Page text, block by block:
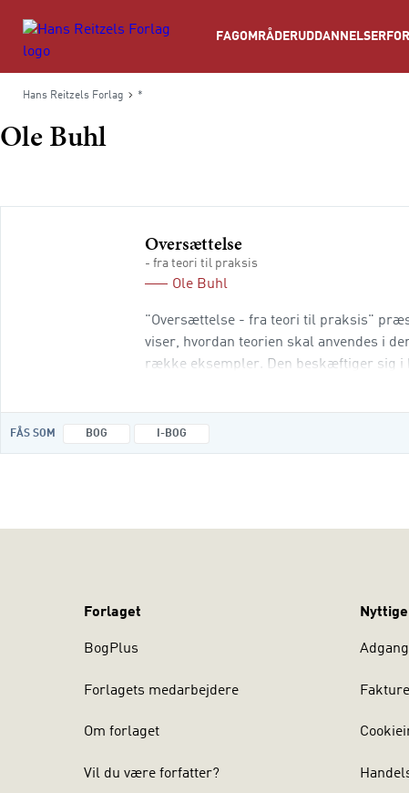
FAGOMRÅDERUDDANNELSER
Hans Reitzels Forlag *
Ole Buhl
Oversættelse
- fra teori til praksis
Ole Buhl
"Oversættelse - fra teori til praksis"
viser, hvordan teorien skal anvendes i
række eksempler. Den beskæftiger sig i
FÅS SOM BOG I-BOG
Forlaget
BogPlus
Forlagets medarbejdere
Om forlaget
Vil du være forfatter?